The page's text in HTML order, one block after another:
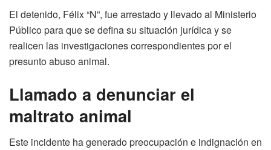
El detenido, Félix “N”, fue arrestado y llevado al Ministerio
Público para que se defina su situación jurídica y se
realicen las investigaciones correspondientes por el
presunto abuso animal.
Llamado a denunciar el
maltrato animal
Este incidente ha generado preocupación e indignación en